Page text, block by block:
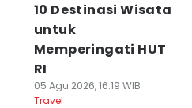
10 Destinasi Wisata
untuk
Memperingati HUT
RI
05 Agu 2026, 16:19 WIB
Travel